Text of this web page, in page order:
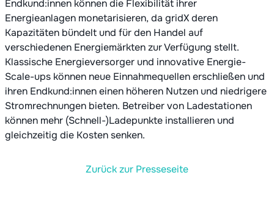
Endkund:innen können die Flexibilität ihrer
Energieanlagen monetarisieren, da gridX deren
Kapazitäten bündelt und für den Handel auf
verschiedenen Energiemärkten zur Verfügung stellt.
Klassische Energieversorger und innovative Energie-
Scale-ups können neue Einnahmequellen erschließen und
ihren Endkund:innen einen höheren Nutzen und niedrigere
Stromrechnungen bieten. Betreiber von Ladestationen
können mehr (Schnell-)Ladepunkte installieren und
gleichzeitig die Kosten senken.
Zurück zur Presseseite